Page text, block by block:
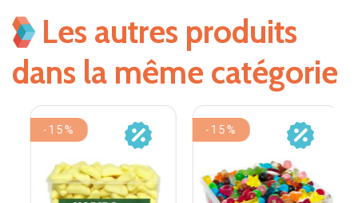
Les autres produits
dans la même catégorie
-15% -15%